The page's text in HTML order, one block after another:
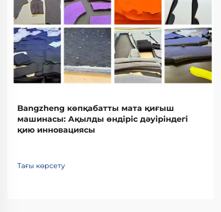
Bangzheng көпқабатты мата қиғыш
машинасы: Ақылды өндіріс дәуіріндегі
қию инновациясы
Тағы көрсету